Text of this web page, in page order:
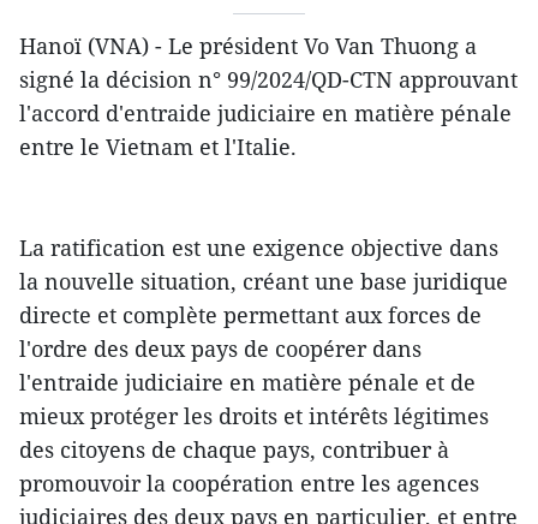
Hanoï (VNA) - Le président Vo Van Thuong a
signé la décision n° 99/2024/QD-CTN approuvant
l'accord d'entraide judiciaire en matière pénale
entre le Vietnam et l'Italie.
La ratification est une exigence objective dans
la nouvelle situation, créant une base juridique
directe et complète permettant aux forces de
l'ordre des deux pays de coopérer dans
l'entraide judiciaire en matière pénale et de
mieux protéger les droits et intérêts légitimes
des citoyens de chaque pays, contribuer à
promouvoir la coopération entre les agences
judiciaires des deux pays en particulier, et entre